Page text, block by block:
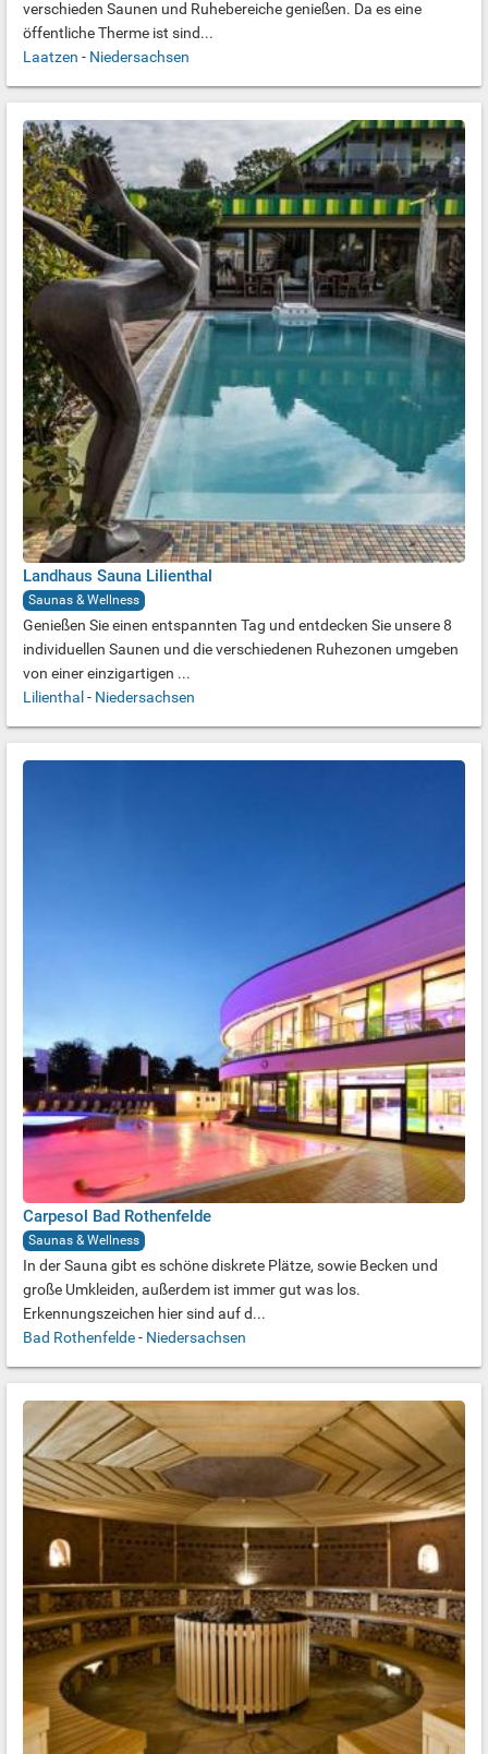
verschieden Saunen und Ruhebereiche genießen. Da es eine
öffentliche Therme ist sind...
Laatzen - Niedersachsen
Landhaus Sauna Lilienthal
Saunas & Wellness
Genießen Sie einen entspannten Tag und entdecken Sie unsere 8
individuellen Saunen und die verschiedenen Ruhezonen umgeben
von einer einzigartigen ...
Lilienthal - Niedersachsen
Carpesol Bad Rothenfelde
Saunas & Wellness
In der Sauna gibt es schöne diskrete Plätze, sowie Becken und
große Umkleiden, außerdem ist immer gut was los.
Erkennungszeichen hier sind auf d...
Bad Rothenfelde- Niedersachsen